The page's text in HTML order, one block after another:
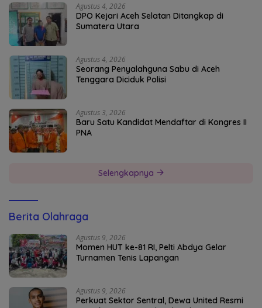
Agustus 4, 2026
DPO Kejari Aceh Selatan Ditangkap di
Sumatera Utara
Agustus 4, 2026
Seorang Penyalahguna Sabu di Aceh
Tenggara Diciduk Polisi
Agustus 3, 2026
Baru Satu Kandidat Mendaftar di Kongres II
PNA
Selengkapnya
Berita Olahraga
Agustus 9, 2026
Momen HUT ke-81 RI, Pelti Abdya Gelar
Turnamen Tenis Lapangan
Agustus 9, 2026
Perkuat Sektor Sentral, Dewa United Resmi